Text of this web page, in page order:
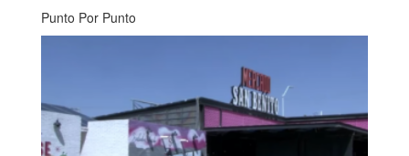
Punto Por Punto